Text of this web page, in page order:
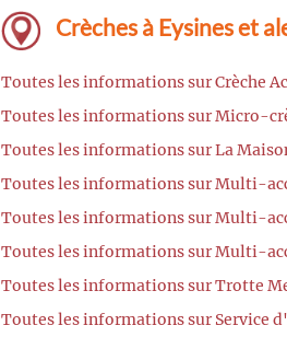
Crèches à Eysines et
Toutes les informations sur Crèche
Toutes les informations sur Micro-
Toutes les informations sur La
Toutes les informations sur Multi-
Toutes les informations sur Multi-
Toutes les informations sur Multi-
Toutes les informations sur Trotte
Toutes les informations sur Service